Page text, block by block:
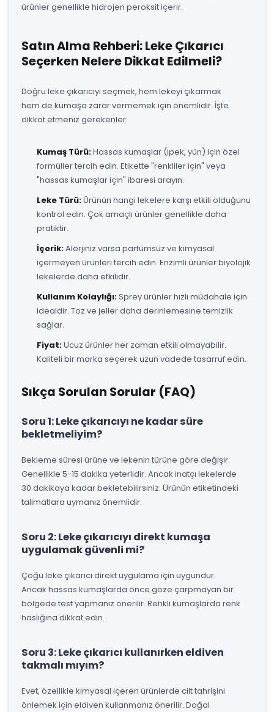
ürünler genellikle hidrojen peroksit içerir.
Satın Alma Rehberi: Leke Çıkarıcı
Seçerken Nelere Dikkat Edilmeli?
Doğru leke çıkarıcıyı seçmek, hem lekeyi çıkarmak
hem de kumaşa zarar vermemek için önemlidir. İşte
dikkat etmeniz gerekenler:
Kumaş Türü:Hassas kumaşlar (ipek, yün) için özel
formüller tercih edin. Etikette "renkliler için" veya
"hassas kumaşlar için" ibaresi arayın.
Leke Türü:Ürünün hangi lekelere karşı etkili olduğunu
kontrol edin. Çok amaçlı ürünler genellikle daha
pratiktir.
İçerik:Alerjiniz varsa parfümsüz ve kimyasal
içermeyen ürünleri tercih edin. Enzimli ürünler biyolojik
lekelerde daha etkilidir.
Kullanım Kolaylığı:Sprey ürünler hızlı müdahale için
idealdir. Toz ve jeller daha derinlemesine temizlik
sağlar.
Fiyat:Ucuz ürünler her zaman etkili olmayabilir.
Kaliteli bir marka seçerek uzun vadede tasarruf edin.
Sıkça Sorulan Sorular (FAQ)
Soru 1: Leke çıkarıcıyı ne kadar süre
bekletmeliyim?
Bekleme süresi ürüne ve lekenin türüne göre değişir.
Genellikle 5-15 dakika yeterlidir. Ancak inatçı lekelerde
30 dakikaya kadar bekletebilirsiniz. Ürünün etiketindeki
talimatlara uymanız önemlidir.
Soru 2: Leke çıkarıcıyı direkt kumaşa
uygulamak güvenli mi?
Çoğu leke çıkarıcı direkt uygulama için uygundur.
Ancak hassas kumaşlarda önce göze çarpmayan bir
bölgede test yapmanız önerilir. Renkli kumaşlarda renk
haslığına dikkat edin.
Soru 3: Leke çıkarıcı kullanırken eldiven
takmalı mıyım?
Evet, özellikle kimyasal içeren ürünlerde cilt tahrişini
önlemek için eldiven kullanmanız önerilir. Doğal